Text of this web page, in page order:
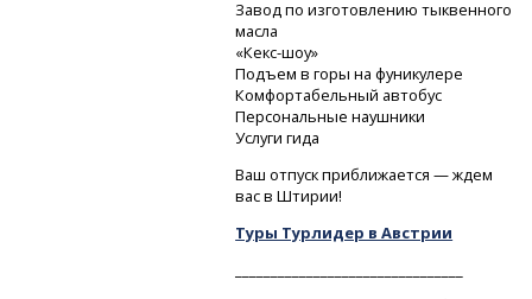
Завод по изготовлению тыквенного
масла
«Кекс-шоу»
Подъем в горы на фуникулере
Комфортабельный автобус
Персональные наушники
Услуги гида
Ваш отпуск приближается — ждем
вас в Штирии!
Туры Турлидер в Австрии